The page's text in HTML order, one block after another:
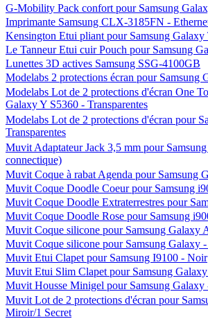
G-Mobility Pack confort pour Samsung
Imprimante Samsung CLX-3185FN -
Kensington Etui pliant pour Samsung Galaxy
Le Tanneur Etui cuir Pouch pour Samsung
Lunettes 3D actives Samsung SSG-4100GB
Modelabs 2 protections écran pour Samsung
Modelabs Lot de 2 protections d'écran One
Galaxy Y S5360 - Transparentes
Modelabs Lot de 2 protections d'écran pour
Transparentes
Muvit Adaptateur Jack 3,5 mm pour
connectique)
Muvit Coque à rabat Agenda pour Samsung
Muvit Coque Doodle Coeur pour Samsung
Muvit Coque Doodle Extraterrestres pour
Muvit Coque Doodle Rose pour Samsung
Muvit Coque silicone pour Samsung Galaxy
Muvit Coque silicone pour Samsung Galaxy
Muvit Etui Clapet pour Samsung I9100 - Noir
Muvit Etui Slim Clapet pour Samsung
Muvit Housse Minigel pour Samsung Galaxy
Muvit Lot de 2 protections d'écran pour
Miroir/1 Secret